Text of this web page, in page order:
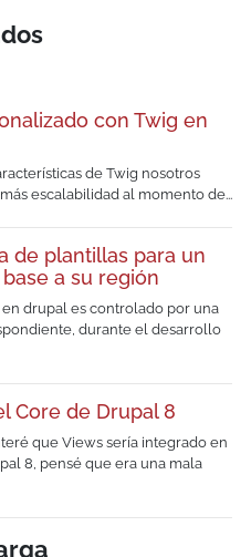
con Twig en
de Twig nosotros
escalabilidad al momento de...
de plantillas para un
a su región
drupal es controlado por una
durante el desarrollo
Core de Drupal 8
que Views sería integrado en
8, pensé que era una mala